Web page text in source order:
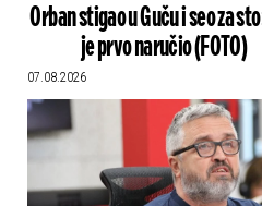
Orban stigao u Guču i seo za
je prvo naručio (FOTO)
07.08.2026